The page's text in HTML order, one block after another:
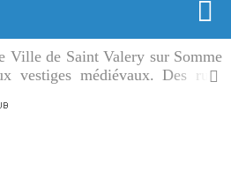
Ville de Saint Valery sur Somme
vestiges médiévaux. Des rues